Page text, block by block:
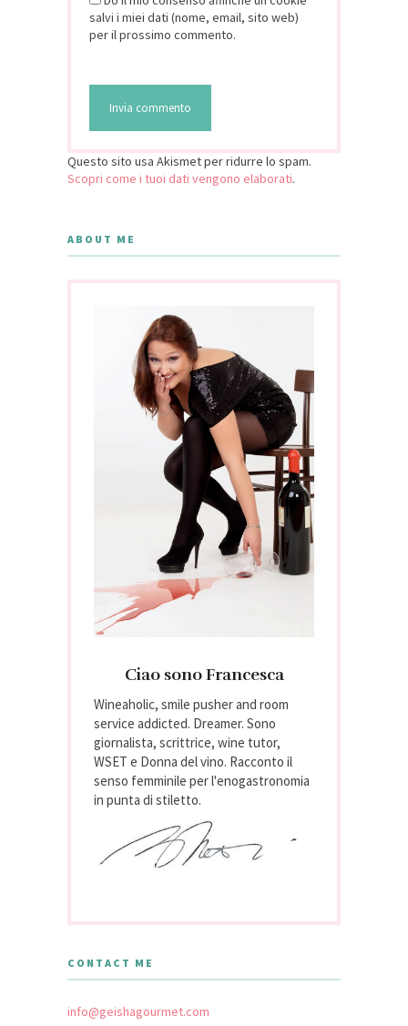
salvi i miei dati (nome, email, sito web)
per il prossimo commento.
Questo sito usa Akismet per ridurre lo spam.
Scopri come i tuoi dati vengono elaborati.
ABOUT ME
Ciao sono Francesca
Wineaholic, smile pusher and room
service addicted. Dreamer. Sono
giornalista, scrittrice, wine tutor,
WSET e Donna del vino. Racconto il
senso femminile per l'enogastronomia
in punta di stiletto.
CONTACT ME
info@geishagourmet.com